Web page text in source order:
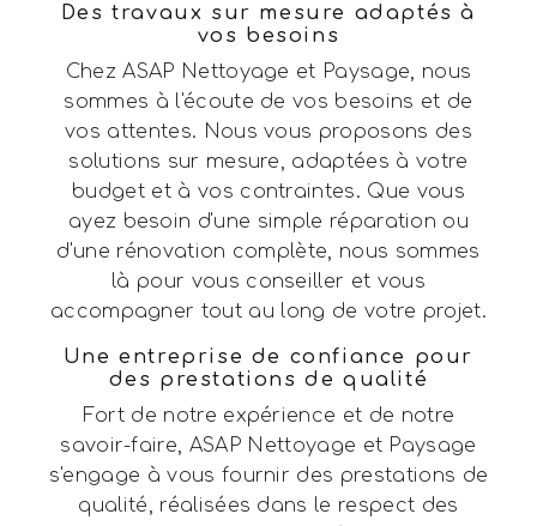
Des travaux sur mesure adaptés à
vos besoins
Chez ASAP Nettoyage et Paysage, nous
sommes à l'écoute de vos besoins et de
vos attentes. Nous vous proposons des
solutions sur mesure, adaptées à votre
budget et à vos contraintes. Que vous
ayez besoin d'une simple réparation ou
d'une rénovation complète, nous sommes
là pour vous conseiller et vous
accompagner tout au long de votre projet.
Une entreprise de confiance pour
des prestations de qualité
Fort de notre expérience et de notre
savoir-faire, ASAP Nettoyage et Paysage
s'engage à vous fournir des prestations de
qualité, réalisées dans le respect des